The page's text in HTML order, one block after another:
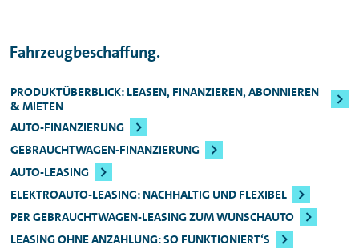
Fahrzeugbeschaffung.
PRODUKTÜBERBLICK: LEASEN, FINANZIEREN, ABONNIEREN
& MIETEN
AUTO-FINANZIERUNG
GEBRAUCHTWAGEN-FINANZIERUNG
AUTO-LEASING
ELEKTROAUTO-LEASING: NACHHALTIG UND FLEXIBEL
PER GEBRAUCHTWAGEN-LEASING ZUM WUNSCHAUTO
LEASING OHNE ANZAHLUNG: SO FUNKTIONIERT‘S